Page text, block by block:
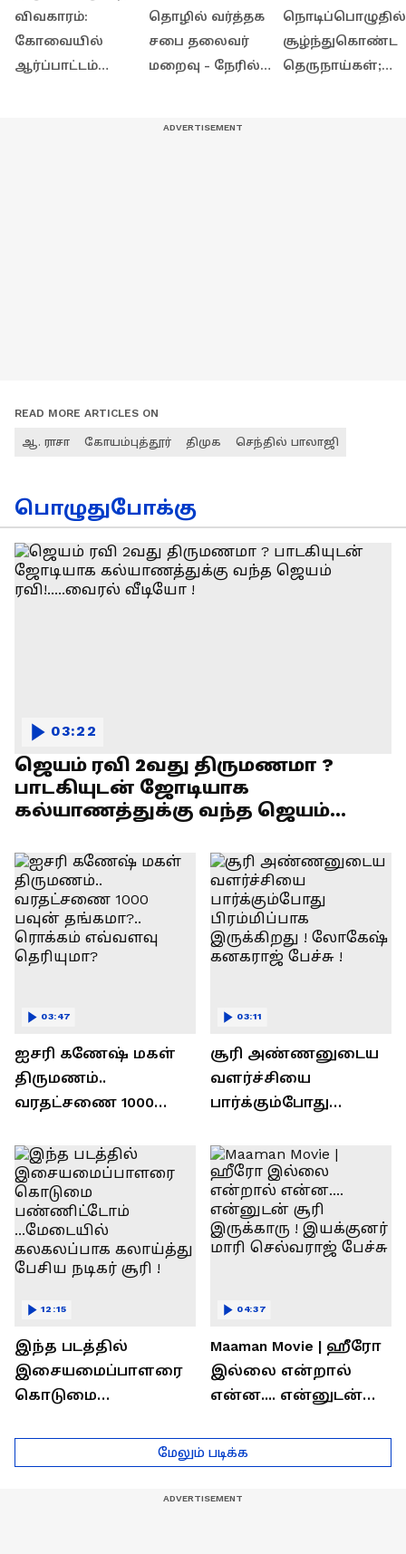
விவகாரம்:
கோவையில்
ஆர்ப்பாட்டம்
தொழில் வர்த்தக
சபை தலைவர்
மறைவு - நேரில்
நொடிப்பொழுதில்
சூழ்ந்துகொண்ட
தெருநாய்கள்;
READ MORE ARTICLES ON
ஆ. ராசா கோயம்புத்தூர் திமுக செந்தில் பாலாஜி
பொழுதுபோக்கு
ஜெயம் ரவி 2வது திருமணமா ?
பாடகியுடன் ஜோடியாக
கல்யாணத்துக்கு வந்த ஜெயம்
03:22
ஐசரி கணேஷ் மகள்
திருமணம்..
வரதட்சணை 1000
ரொக்கம் எவ்வளவு
தெரியுமா?
03:47
சூரி அண்ணனுடைய
வளர்ச்சியை
பார்க்கும்போது
இருக்கிறது !
லோகேஷ் கனகராஜ்
பேச்சு !
03:11
இந்த படத்தில்
இசையமைப்பாளரை
கொடுமை
...மேடையில்
கலகலப்பாக
12:15
Maaman Movie | ஹீரோ
இல்லை என்றால்
என்ன.... என்னுடன்
இயக்குனர் மாரி
செல்வராஜ் பேச்சு
04:37
மேலும் படிக்க